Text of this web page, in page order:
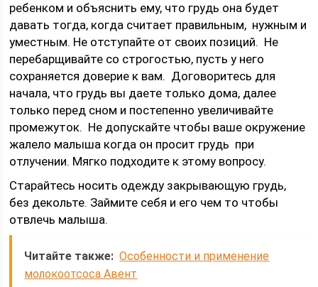
ребенком и объяснить ему, что грудь она будет
давать тогда, когда считает правильным, нужным и
уместным. Не отступайте от своих позиций. Не
перебарщивайте со строгостью, пусть у него
сохраняется доверие к вам. Договоритесь для
начала, что грудь вы даете только дома, далее
только перед сном и постепенно увеличивайте
промежуток. Не допускайте чтобы ваше окружение
жалело малыша когда он просит грудь при
отлучении. Мягко подходите к этому вопросу.
Старайтесь носить одежду закрывающую грудь,
без декольте. Займите себя и его чем то чтобы
отвлечь малыша.
Читайте также: Особенности и применение
молокоотсоса Авент